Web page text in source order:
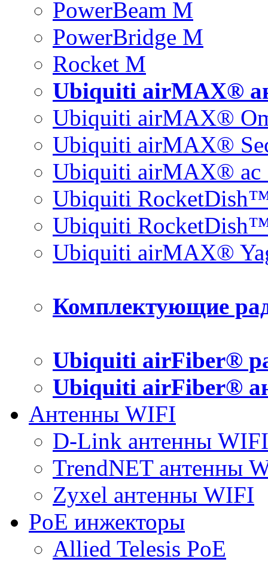
PowerBeam M
PowerBridge M
Rocket M
Ubiquiti airMAX®
Ubiquiti airMAX®
Ubiquiti airMAX®
Ubiquiti airMAX® ac
Ubiquiti
Ubiquiti
Ubiquiti airMAX®
Комплектующие
Ubiquiti airFiber®
Ubiquiti airFiber®
Антенны WIFI
D-Link антенны WIFI
TrendNET антенны
Zyxel антенны WIFI
PoE инжекторы
Allied Telesis PoE